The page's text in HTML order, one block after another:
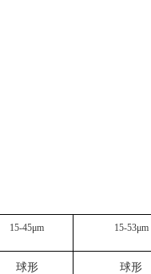
15-45μm 15-53μm
球形 球形